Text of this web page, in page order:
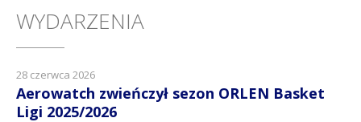
WYDARZENIA
28 czerwca 2026
Aerowatch zwieńczył sezon ORLEN Basket
Ligi 2025/2026